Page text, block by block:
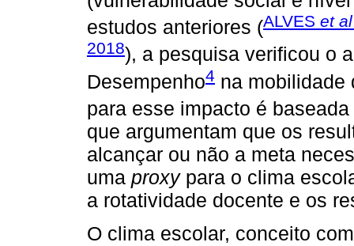
estudos anteriores (ALVES et al
2018), a pesquisa verificou o
Desempenho4 na mobilidade
para esse impacto é
que argumentam que os
alcançar ou não a meta
uma proxypara o clima
a rotatividade docente e os
O clima escolar, conceito